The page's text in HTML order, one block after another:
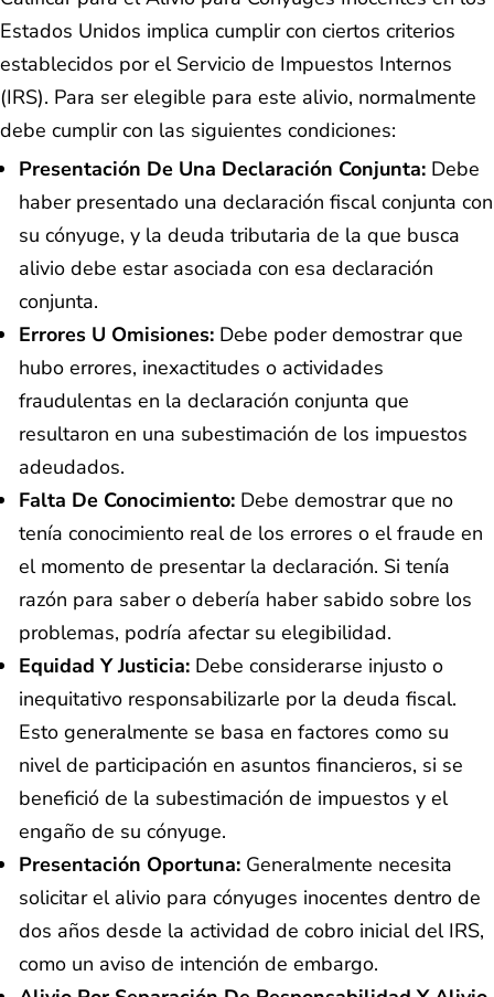
Estados Unidos implica cumplir con ciertos criterios
establecidos por el Servicio de Impuestos Internos
(IRS). Para ser elegible para este alivio, normalmente
debe cumplir con las siguientes condiciones:
Presentación De Una Declaración Conjunta: Debe
haber presentado una declaración fiscal conjunta con
su cónyuge, y la deuda tributaria de la que busca
alivio debe estar asociada con esa declaración
conjunta.
Errores U Omisiones: Debe poder demostrar que
hubo errores, inexactitudes o actividades
fraudulentas en la declaración conjunta que
resultaron en una subestimación de los impuestos
adeudados.
Falta De Conocimiento: Debe demostrar que no
tenía conocimiento real de los errores o el fraude en
el momento de presentar la declaración. Si tenía
razón para saber o debería haber sabido sobre los
problemas, podría afectar su elegibilidad.
Equidad Y Justicia: Debe considerarse injusto o
inequitativo responsabilizarle por la deuda fiscal.
Esto generalmente se basa en factores como su
nivel de participación en asuntos financieros, si se
benefició de la subestimación de impuestos y el
engaño de su cónyuge.
Presentación Oportuna: Generalmente necesita
solicitar el alivio para cónyuges inocentes dentro de
dos años desde la actividad de cobro inicial del IRS,
como un aviso de intención de embargo.